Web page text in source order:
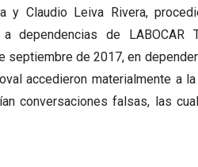
y Claudio Leiva Rivera,
dependencias de LABOCAR
septiembre de 2017, en
accedieron materialmente a
conversaciones falsas, las